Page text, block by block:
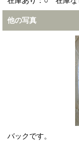
他の写真
バックです。